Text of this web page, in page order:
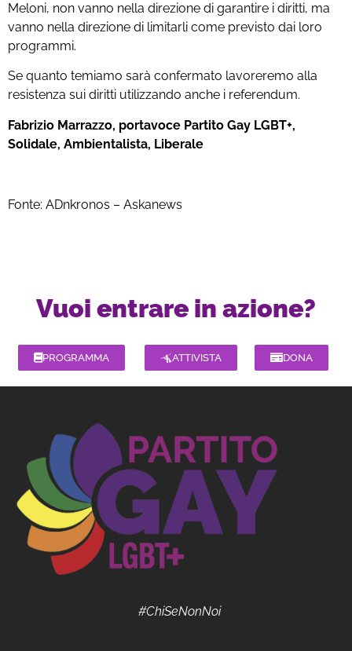
Meloni, non vanno nella direzione di garantire i diritti, ma
vanno nella direzione di limitarli come previsto dai loro
programmi.
Se quanto temiamo sarà confermato lavoreremo alla
resistenza sui diritti utilizzando anche i referendum.
Fabrizio Marrazzo, portavoce Partito Gay LGBT+,
Solidale, Ambientalista, Liberale
Fonte: ADnkronos – Askanews
Vuoi entrare in azione?
PROGRAMMA ATTIVISTA DONA
#ChiSeNonNoi